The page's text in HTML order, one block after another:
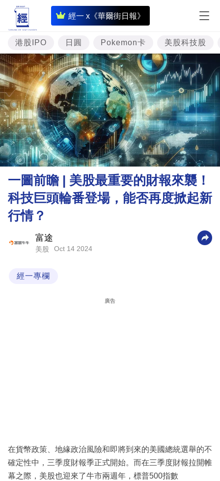
經一 x《華爾街日報》
即
時
財
經
專
題
投
資
樓
市
理
商
技
港股IPO 日圓 Pokemon卡 美股科技股
一圖前瞻 | 美股最重要的財報來襲！
科技巨頭輪番登場，能否再度掀起新
行情？
富途
美股 Oct 14 2024
經一專欄
廣告
在貨幣政策、地緣政治風險和即將到來的美國總統選舉的不
確定性中，三季度財報季正式開始。而在三季度財報拉開帷
幕之際，美股也迎來了牛市兩週年，標普500指數